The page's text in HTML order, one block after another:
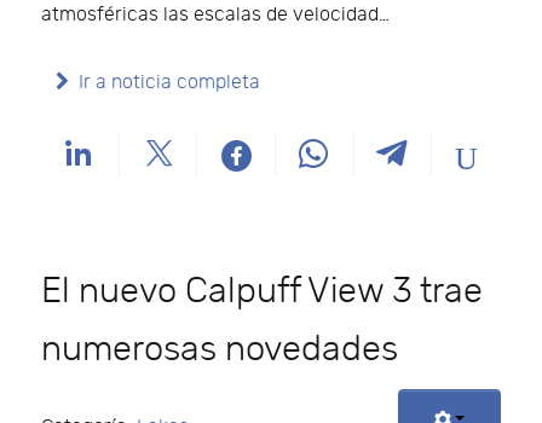
atmosféricas las escalas de velocidad…
Ir a noticia completa
El nuevo Calpuff View 3 trae
numerosas novedades